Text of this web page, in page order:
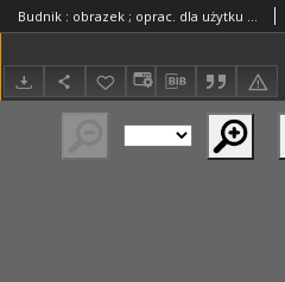
Budnik : obrazek ; oprac. dla użytku szkolnego Piotr Chmielowski